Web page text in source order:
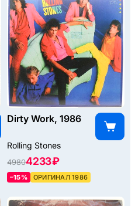
Dirty Work, 1986
Rolling Stones
49804233 ₽
–15% ОРИГИНАЛ 1986